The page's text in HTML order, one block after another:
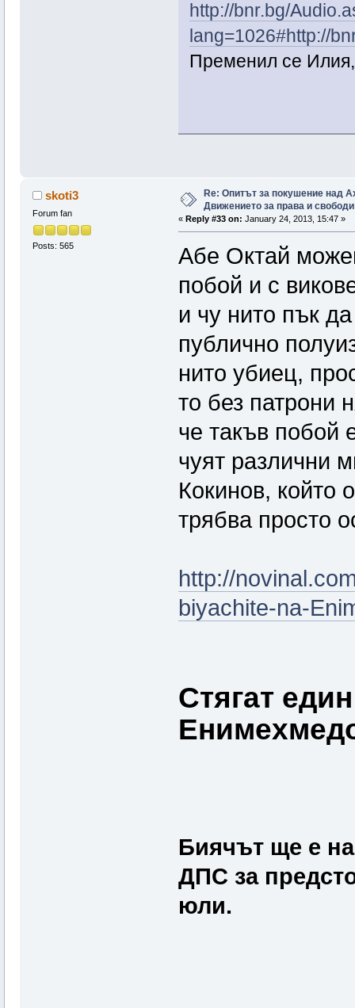
http://bnr.bg/
lang=1026#http://
Пременил се
skoti3
Forum fan
Posts: 565
Re: Опитът за покушение над
Движението за права и свободи
« Reply #33 on: January 24, 2013, 15:47 »
Абе Октай
побой и с
и чу нито пък
публично
нито убиец,
то без патрони
че такъв побой
чуят различни
Кокинов, който
трябва просто
http://
biyachite-na-
Стягат
Биячът ще е
ДПС за
юли.